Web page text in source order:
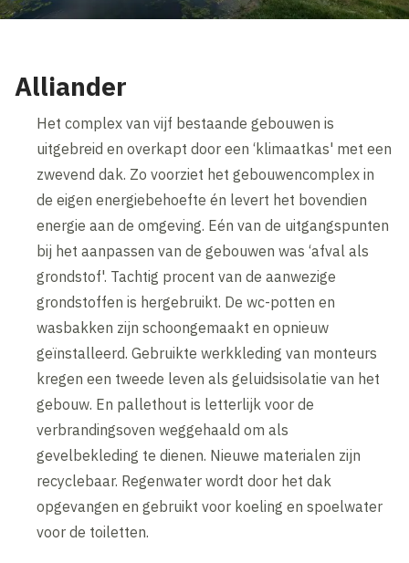
Alliander
Het complex van vijf bestaande gebouwen is
uitgebreid en overkapt door een ‘klimaatkas' met een
zwevend dak. Zo voorziet het gebouwencomplex in
de eigen energiebehoefte én levert het bovendien
energie aan de omgeving. Eén van de uitgangspunten
bij het aanpassen van de gebouwen was ‘afval als
grondstof'. Tachtig procent van de aanwezige
grondstoffen is hergebruikt. De wc-potten en
wasbakken zijn schoongemaakt en opnieuw
geïnstalleerd. Gebruikte werkkleding van monteurs
kregen een tweede leven als geluidsisolatie van het
gebouw. En pallethout is letterlijk voor de
verbrandingsoven weggehaald om als
gevelbekleding te dienen. Nieuwe materialen zijn
recyclebaar. Regenwater wordt door het dak
opgevangen en gebruikt voor koeling en spoelwater
voor de toiletten.